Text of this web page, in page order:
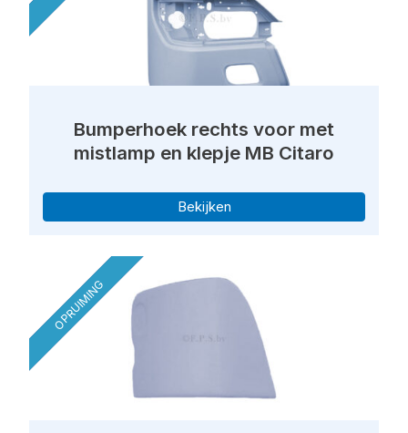
Bumperhoek rechts voor met
mistlamp en klepje MB Citaro
Bekijken
OPRUIMING